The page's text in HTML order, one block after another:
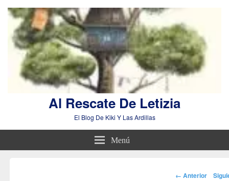
Al Rescate De Letizia
El Blog De Kiki Y Las Ardillas
Menú
Navegador
← Anterior